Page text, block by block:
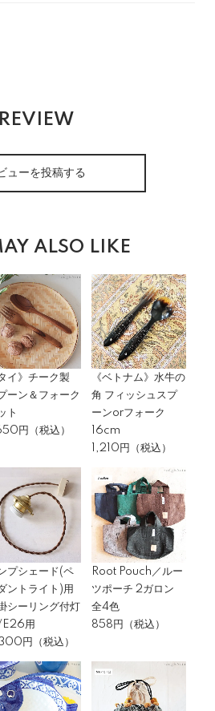
REVIEW
ューを投稿する
ALSO LIKE
タイ》チーク製
ーン＆フォーク
ト
円（税込）
《ベトナム》水牛の
角 フィッシュスプ
ーンorフォーク
16cm
1,210円（税込）
プシェード(ペ
ントライト)用
シーリング付灯
用
円（税込）
Root Pouch／ルー
ツポーチ 2ガロン
全4色
858円（税込）